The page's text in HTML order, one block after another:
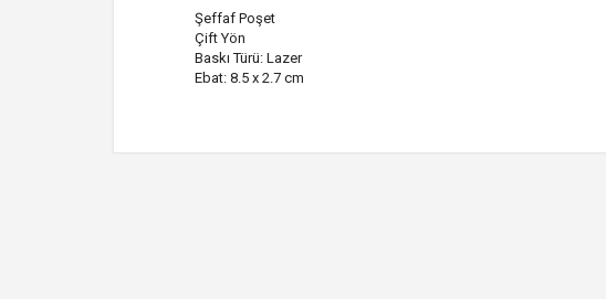
Şeffaf Poşet
Çift Yön
Baskı Türü: Lazer
Ebat: 8.5 x 2.7 cm